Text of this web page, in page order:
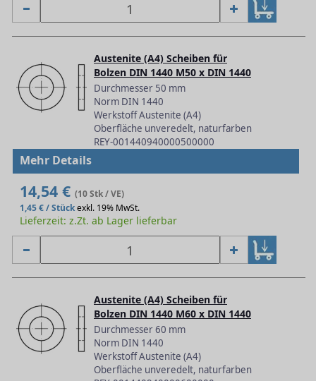
Austenite (A4) Scheiben für
Bolzen DIN 1440 M50 x DIN 1440
Durchmesser 50 mm
Norm DIN 1440
Werkstoff Austenite (A4)
Oberfläche unveredelt, naturfarben
REY-001440940000500000
Mehr Details
14,54 € (10 Stk / VE)
1,45 € / Stückexkl. 19% MwSt.
Lieferzeit: z.Zt. ab Lager lieferbar
Austenite (A4) Scheiben für
Bolzen DIN 1440 M60 x DIN 1440
Durchmesser 60 mm
Norm DIN 1440
Werkstoff Austenite (A4)
Oberfläche unveredelt, naturfarben